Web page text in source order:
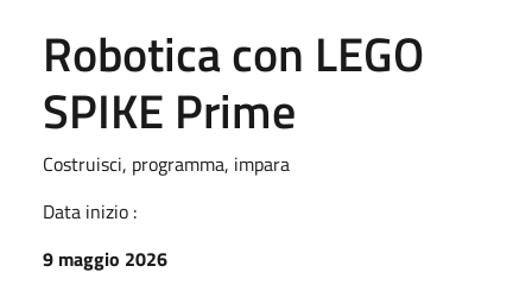
Robotica con LEGO
SPIKE Prime
Costruisci, programma, impara
Data inizio :
9 maggio 2026